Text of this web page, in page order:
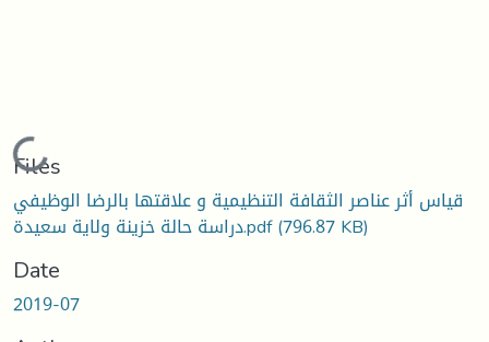
Loading...
Files
قياس أثر عناصر الثقافة التنظيمية و علاقتها بالرضا الوظيفي
دراسة حالة خزينة ولاية سعيدة.pdf(796.87 KB)
Date
2019-07